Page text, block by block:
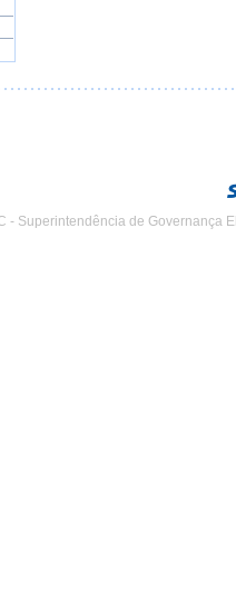
- Superintendência de Governança